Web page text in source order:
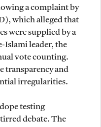
a complaint by
which alleged that
were supplied by a
Islami leader, the
vote counting.
transparency and
irregularities.
testing
debate. The